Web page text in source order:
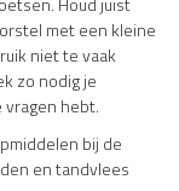
met een kleine
niet te vaak
zo nodig je
hebt.
bij de
en tandvlees